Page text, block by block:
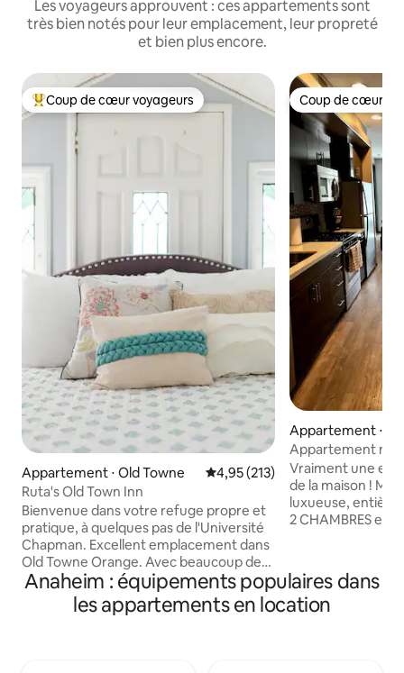
Les voyageurs approuvent : ces appartements sont
très bien notés pour leur emplacement, leur propreté
et bien plus encore.
Coups de cœur voyageurs les plus appréciés
Coup de cœur voyageurs
Appartement ⋅ Old Towne Évaluation moyenne sur la
4,95 (213)
Ruta's Old Town Inn
Bienvenue dans votre refuge propre et
pratique, à quelques pas de l'Université
Chapman. Excellent emplacement dans
Old Towne Orange. Avec beaucoup de
bons restaurants accessibles à pied.
Cette maison privée dispose de deux
chambres spacieuses avec des lits
Coup de cœur
Coup de cœur
Appartement ⋅
Appartement
et 2 salles de
l'aéroport SNA
Vraiment une
de la maison !
luxueuse,
2 CHAMBRES et 2
avec tous les
balcon, lave-linge
empilables. Style de vie de villégiature
Anaheim : équipements populaires dans
les appartements en location